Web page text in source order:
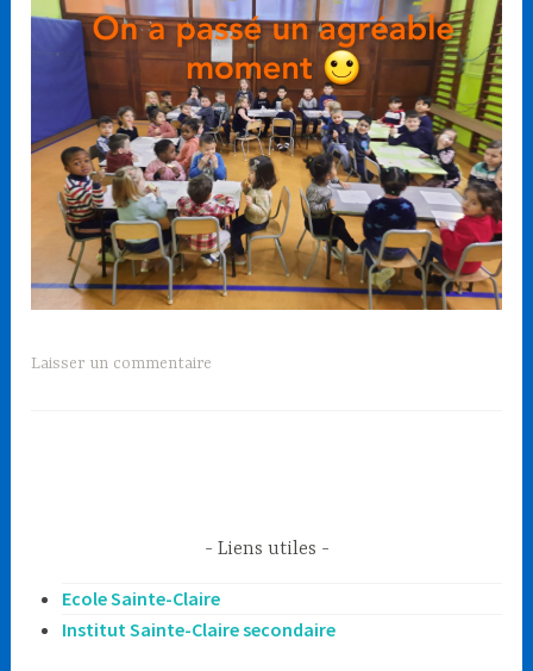
Laisser un commentaire
Liens utiles
Ecole Sainte-Claire
Institut Sainte-Claire secondaire